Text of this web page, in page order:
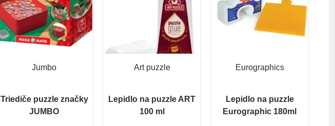
Jumbo
Triediče puzzle značky
JUMBO
Art puzzle
Lepidlo na puzzle ART
100 ml
Eurographics
Lepidlo na puzzle
Eurographic 180ml